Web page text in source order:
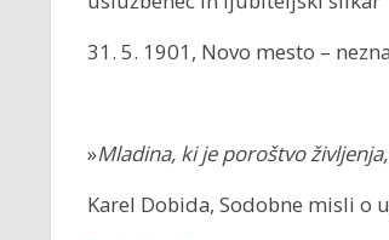
31. 5. 1901, Novo mesto –
»Mladina, ki je poroštvo
Karel Dobida, Sodobne misli o